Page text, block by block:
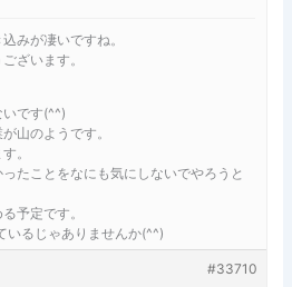
みが凄いですね。
ざいます。
です(^^)
山のようです。
。
たことをなにも気にしないでやろうと
予定です。
いるじゃありませんか(^^)
#33710